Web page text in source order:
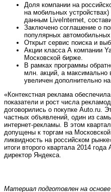
Доля компании на
на мобильных
данным LiveInternet,
Заключено соглашение о
популярных
Открыт сервис поиска и
Акции класса А компании
Московской бирже.
В рамках программы
млн. акций, а
увеличен дополнительно
«Контекстная реклама
показатели и рост числа
договорились о покупке Auto.ru.
частных объявлений, один из
интернет-рекламы. В этом
допущены к торгам на
ликвидность на российском
итоги второго квартала 2014
директор Яндекса.
Материал подготовлен на